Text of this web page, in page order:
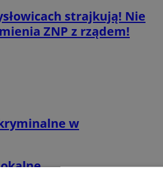
strajkują! Nie
ZNP z rządem!
w